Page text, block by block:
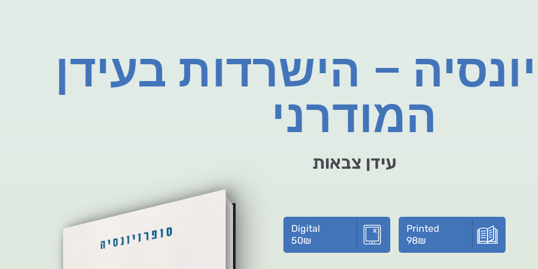
– הישרדות בעידן
המודרני
עידן צבאות
Digital
50₪
Printed
98₪